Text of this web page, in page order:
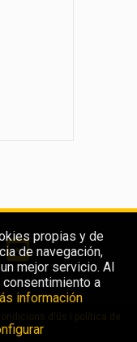
d'ús i política de
propias y de
de navegación,
mejor servicio. Al
a
información